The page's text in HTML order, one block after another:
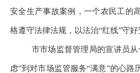
安全生产事故案例，一个农民工的
格遵守法律法规，以法治“红线”守好
市市场监督管理局的宣讲员
虑”到对市场监管服务“满意”的心路